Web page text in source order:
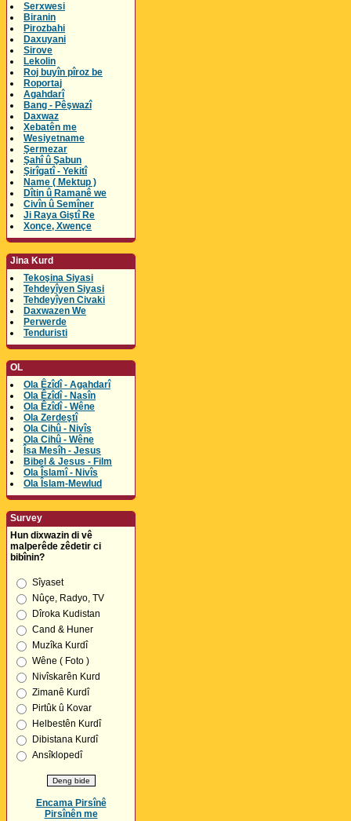
Serxwesi
Biranin
Pirozbahi
Daxuyani
Sirove
Lekolin
Roj buyîn pîroz be
Roportaj
Agahdarî
Bang - Pêşwazî
Daxwaz
Xebatên me
Wesiyetname
Şermezar
Şahî û Şabun
Şirîgatî - Yekitî
Name ( Mektup )
Dîtin û Ramanê we
Civîn û Semîner
Ji Raya Giştî Re
Xonçe, Xwençe
Jina Kurd
Tekoşina Siyasi
Tehdeyîyen Siyasi
Tehdeyîyen Civaki
Daxwazen We
Perwerde
Tenduristi
OL
Ola Êzîdî - Agahdarî
Ola Êzîdî - Nasîn
Ola Êzîdî - Wêne
Ola Zerdeştî
Ola Cihû - Nivîs
Ola Cihû - Wêne
Îsa Mesîh - Jesus
Bibel & Jesus - Film
Ola Îslamî - Nivîs
Ola Îslam-Mewlud
Survey
Hun dixwazin di vê
malperêde zêdetir ci
bibînin?
Sîyaset
Nûçe, Radyo, TV
Dîroka Kudistan
Cand & Huner
Muzîka Kurdî
Wêne ( Foto )
Nivîskarên Kurd
Zimanê Kurdî
Pirtûk û Kovar
Helbestên Kurdî
Dibistana Kurdî
Ansîklopedî
Encama Pirsînê
Pirsînên me